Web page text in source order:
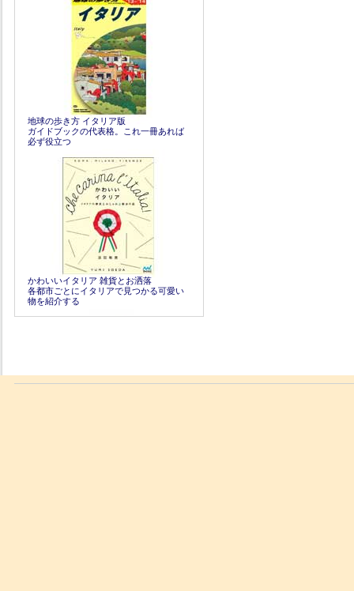
地球の歩き方 イタリア版
ガイドブックの代表格。これ一冊あれば
必ず役立つ
かわいいイタリア 雑貨とお洒落
各都市ごとにイタリアで見つかる可愛い
物を紹介する